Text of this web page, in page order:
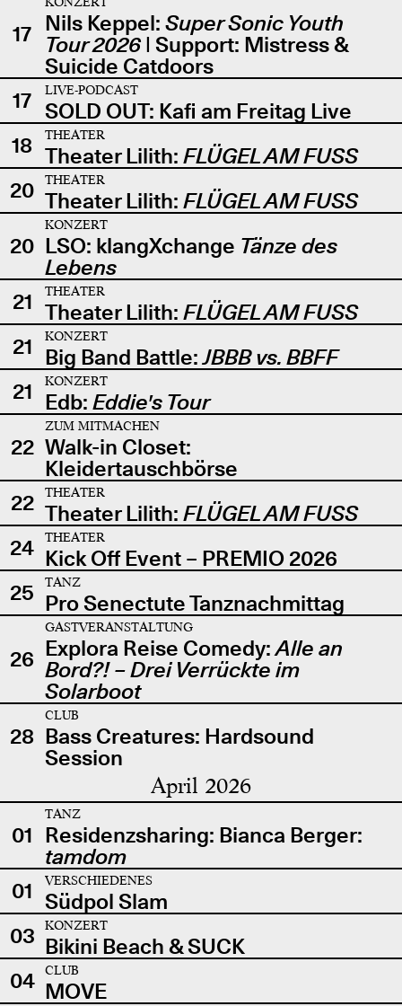
17 Nils Keppel: Super Sonic Youth
Tour 2026| Support: Mistress &
Suicide Catdoors
17
LIVE-PODCAST
SOLD OUT: Kafi am Freitag Live
18
THEATER
Theater Lilith: FLÜGEL AM FUSS
20
THEATER
Theater Lilith: FLÜGEL AM FUSS
20
KONZERT
LSO: klangXchange Tänze des
Lebens
21
THEATER
Theater Lilith: FLÜGEL AM FUSS
21
KONZERT
Big Band Battle:JBBB vs. BBFF
21
KONZERT
Edb: Eddie's Tour
22
ZUM MITMACHEN
Walk-in Closet:
Kleidertauschbörse
22
THEATER
Theater Lilith: FLÜGEL AM FUSS
24
THEATER
Kick Off Event – PREMIO 2026
25
TANZ
Pro Senectute Tanznachmittag
26
GASTVERANSTALTUNG
Explora Reise Comedy:Alle an
Bord?! – Drei Verrückte im
Solarboot
28
CLUB
Bass Creatures: Hardsound
Session
April 2026
01
TANZ
Residenzsharing: Bianca Berger:
tamdom
01
VERSCHIEDENES
Südpol Slam
03
KONZERT
Bikini Beach & SUCK
04
CLUB
MOVE